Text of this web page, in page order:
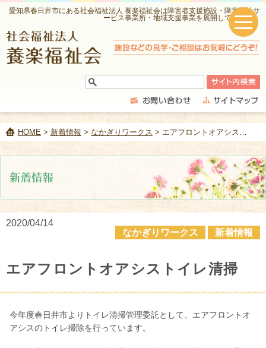
愛知県春日井市にある社会福祉法人 養楽福祉会は障害者支援施設・障害福祉サ
ービス事業所・地域支援事業を展開しています。
HOME > 新着情報 > なかぎりワークス > エアフロントオアシストイレ清掃
2020/04/14
なかぎりワークス
新着情報
エアフロントオアシストイレ清掃
今年度春日井市よりトイレ清掃管理委託として、エアフロントオ
アシスのトイレ掃除を行っています。